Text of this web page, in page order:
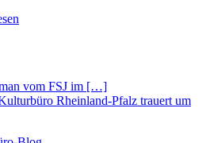
vom FSJ im […]
Rheinland-Pfalz trauert um